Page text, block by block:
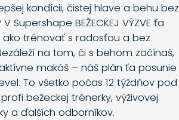
kondícii, čistej hlave a behu bez
Supershape BEŽECKEJ VÝZVE ťa
trénovať s radosťou a bez
na tom, či s behom začínaš,
makáš – náš plán ťa posunie
To všetko počas 12 týždňov pod
bežeckej trénerky, výživovej
a ďalších odborníkov.